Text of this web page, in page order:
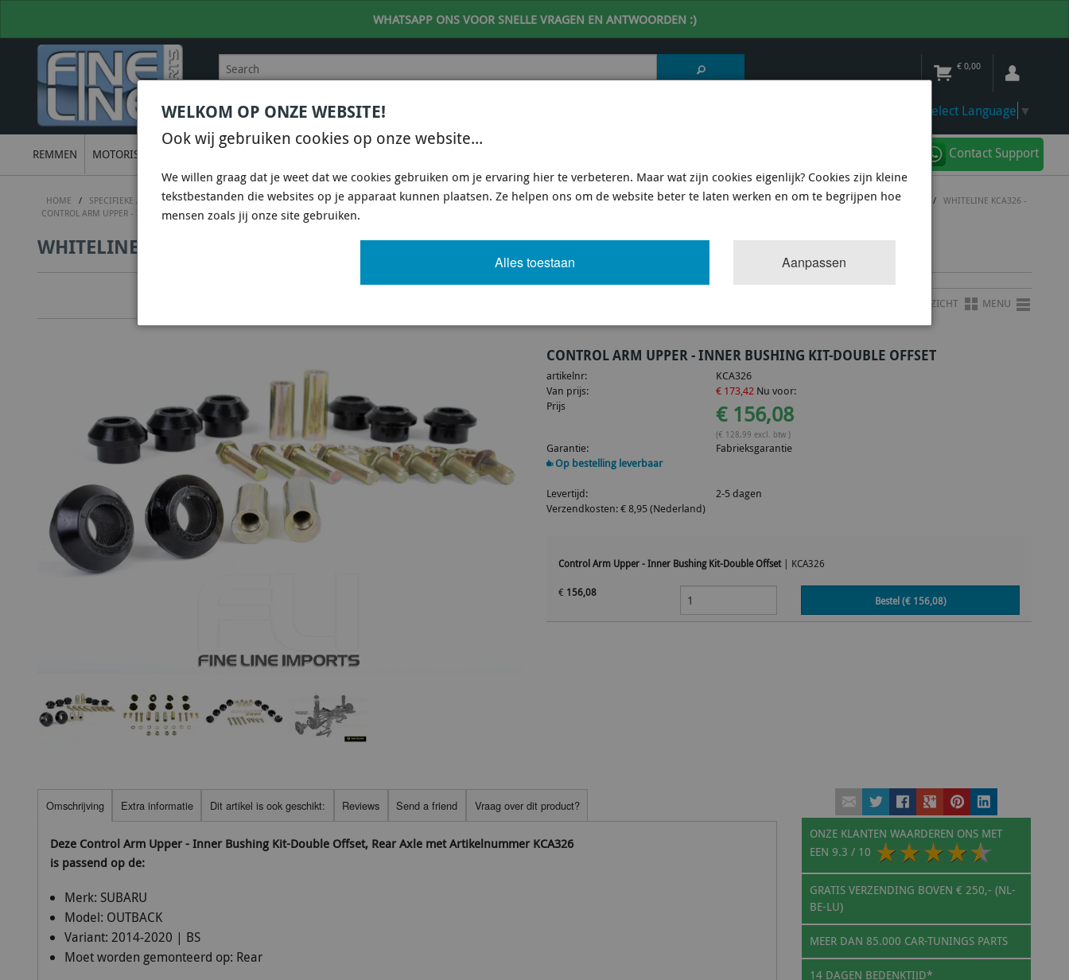
WHATSAPP ONS VOOR SNELLE VRAGEN EN ANTWOORDEN :)
€ 0,00
BEL +31 36 844 77 00VOOR DESKUNDIG ADVIES Select Language ▼
REMMEN MOTORISCH Contact Support
HOME / SPECIFIEKE AUTO SHOPS / SUBARU SHOP / SUBARU WRX STI 2008-2010 HATCHBACK / ONDERSTEL ONDERDELEN SUBARU WRX STI 2008-2010 HATCHBACK / BRACING & ALLIGNMENT WRX/STI MY08/10 / WHITELINE KCA326 -
CONTROL ARM UPPER - INNER BUSHING KIT-DOUBLE OFFSET
WHITELINE KCA326 - CONTROL ARM UPPER - INNER BUSHING KIT-DOUBLE OFFSET
OVERZICHT MENU
CONTROL ARM UPPER - INNER BUSHING KIT-DOUBLE OFFSET
artikelnr:
KCA326
Van prijs:
€ 173,42 Nu voor:
Prijs
€ 156,08
(€ 128,99 excl. btw )
Garantie:
Fabrieksgarantie
Op bestelling leverbaar
Levertijd:
2-5 dagen
Verzendkosten: € 8,95 (Nederland)
Control Arm Upper - Inner Bushing Kit-Double Offset| KCA326
€ 156,08
Bestel (€ 156,08)
ONZE KLANTEN WAARDEREN ONS MET
EEN 9.3 / 10
GRATIS VERZENDING BOVEN € 250,- (NL-
BE-LU)
MEER DAN 85.000 CAR-TUNINGS PARTS
14 DAGEN BEDENKTIJD*
Omschrijving Extra informatie Dit artikel is ook geschikt: Reviews Send a friend Vraag over dit product?
Deze Control Arm Upper - Inner Bushing Kit-Double Offset, Rear Axle met Artikelnummer KCA326
is passend op de:
Merk: SUBARU
Model: OUTBACK
Variant: 2014-2020 | BS
Moet worden gemonteerd op: Rear
WELKOM OP ONZE WEBSITE!
Ook wij gebruiken cookies op onze website...
We willen graag dat je weet dat we cookies gebruiken om je ervaring hier te verbeteren. Maar wat zijn cookies eigenlijk? Cookies zijn kleine
tekstbestanden die websites op je apparaat kunnen plaatsen. Ze helpen ons om de website beter te laten werken en om te begrijpen hoe
mensen zoals jij onze site gebruiken.
Aanpassen
Alles toestaan